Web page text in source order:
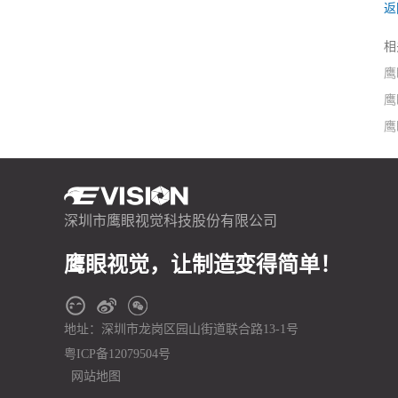
相
深圳市鹰眼视觉科技股份有限公司
鹰眼视觉，让制造变得简单！
地址：深圳市龙岗区园山街道联合路13-1号
粤ICP备12079504号
网站地图